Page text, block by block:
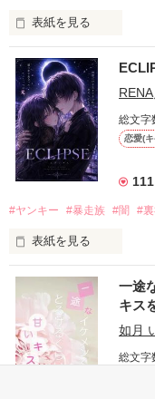
表紙を見る
「好きだったから、別
モテる人を好きになる
だから私は、中学時代
もう会うことはないと
高校生になって再会し
他の女の子には冷たい
私にだけ昔と変わらな
「澪ちゃん。」
それは止まっていた恋
RENA
総文字
恋愛(
111
#ヤンキー #暴走族 #闇 #
表紙を見る
表紙画像はAIです
一途
キス
如月
総文字